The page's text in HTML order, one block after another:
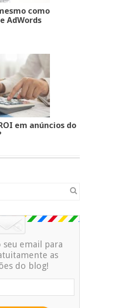
como
AdWords
em anúncios do
email para
as
do blog!